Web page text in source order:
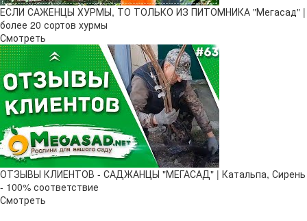
ЕСЛИ САЖЕНЦЫ ХУРМЫ, ТО ТОЛЬКО ИЗ ПИТОМНИКА "Мегасад" |
более 20 сортов хурмы
Смотреть
ОТЗЫВЫ КЛИЕНТОВ - САДЖАНЦЫ "МЕГАСАД" | Катальпа, Сирень
- 100% соответствие
Смотреть